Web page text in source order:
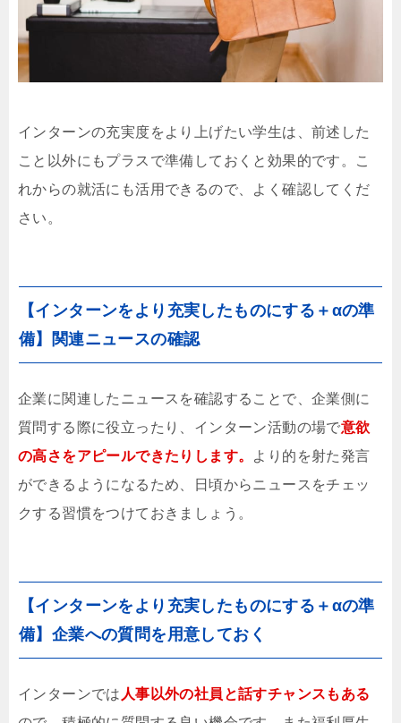
インターンの充実度をより上げたい学生は、前述した
こと以外にもプラスで準備しておくと効果的です。こ
れからの就活にも活用できるので、よく確認してくだ
さい。
【インターンをより充実したものにする＋αの準
備】関連ニュースの確認
企業に関連したニュースを確認することで、企業側に
質問する際に役立ったり、インターン活動の場で意欲
の高さをアピールできたりします。 より的を射た発言
ができるようになるため、日頃からニュースをチェッ
クする習慣をつけておきましょう。
【インターンをより充実したものにする＋αの準
備】企業への質問を用意しておく
インターンでは 人事以外の社員と話すチャンスもある